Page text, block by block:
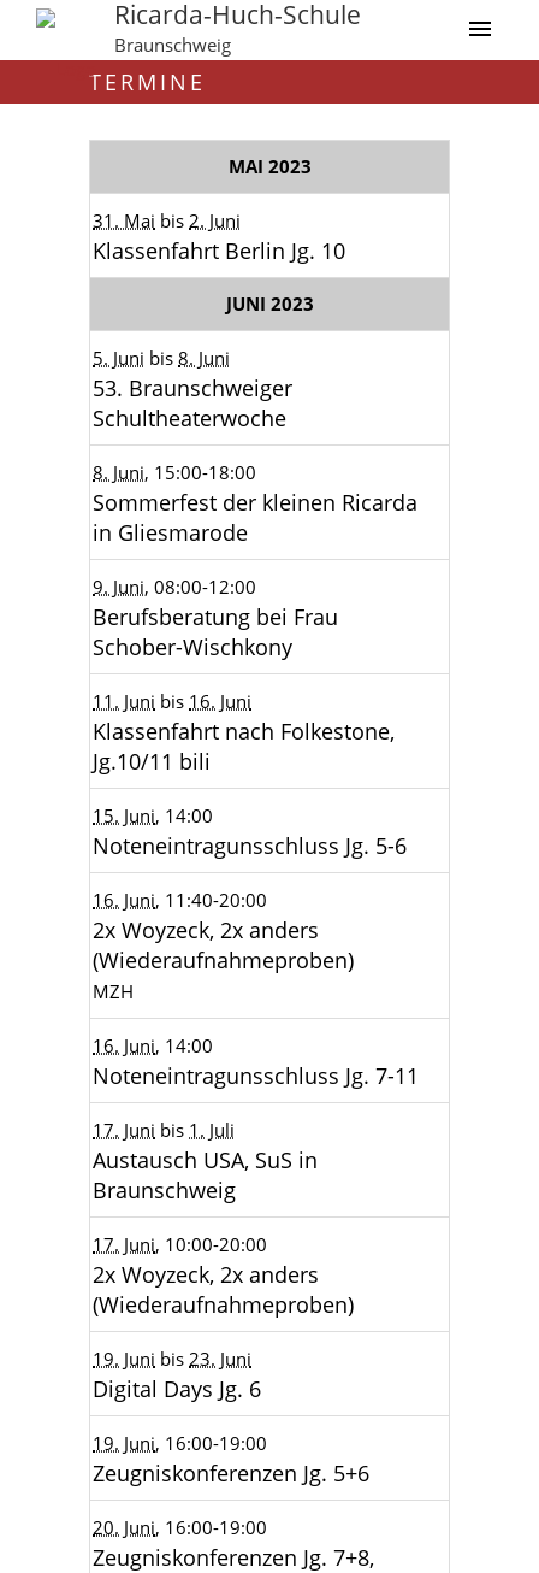
Ricarda-Huch-Schule
Braunschweig
TERMINE
MAI 2023
31. Mai bis 2. Juni
Klassenfahrt Berlin Jg. 10
JUNI 2023
5. Juni bis 8. Juni
53. Braunschweiger
Schultheaterwoche
8. Juni, 15:00-18:00
Sommerfest der kleinen Ricarda
in Gliesmarode
9. Juni, 08:00-12:00
Berufsberatung bei Frau
Schober-Wischkony
11. Juni bis 16. Juni
Klassenfahrt nach Folkestone,
Jg.10/11 bili
15. Juni, 14:00
Noteneintragunsschluss Jg. 5-6
16. Juni, 11:40-20:00
2x Woyzeck, 2x anders
(Wiederaufnahmeproben)
MZH
16. Juni, 14:00
Noteneintragunsschluss Jg. 7-11
17. Juni bis 1. Juli
Austausch USA, SuS in
Braunschweig
17. Juni, 10:00-20:00
2x Woyzeck, 2x anders
(Wiederaufnahmeproben)
19. Juni bis 23. Juni
Digital Days Jg. 6
19. Juni, 16:00-19:00
Zeugniskonferenzen Jg. 5+6
20. Juni, 16:00-19:00
Zeugniskonferenzen Jg. 7+8,